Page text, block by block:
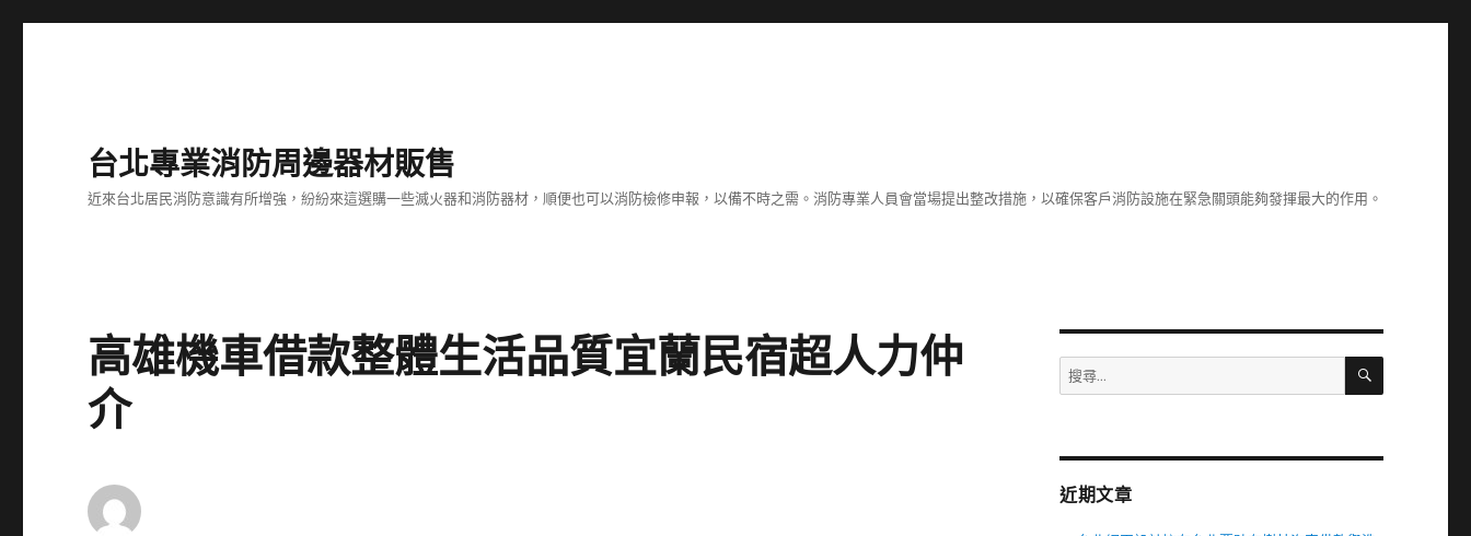
台北專業消防周邊器材販售
近來台北居民消防意識有所增強，紛紛來這選購一些滅火器和消防器材，順便也可以消防檢修申報，以備不時之需。消防專業人員會當場提出整改措施，以確保客戶消防設施在緊急關頭能夠發揮最大的作用。
高雄機車借款整體生活品質宜蘭民宿超人力仲
介
搜
尋
字:
搜
近期文章